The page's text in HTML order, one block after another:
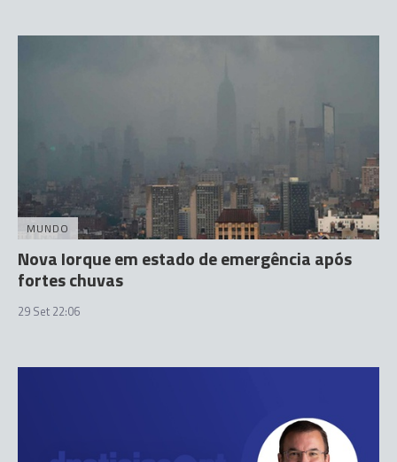
MUNDO
Nova Iorque em estado de emergência após
fortes chuvas
29 Set 22:06